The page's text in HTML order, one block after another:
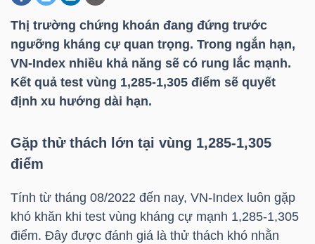
Thị trường chứng khoán đang đứng trước
ngưỡng kháng cự quan trọng. Trong ngắn hạn,
VN-Index nhiều khả năng sẽ có rung lắc mạnh.
Kết quả test vùng 1,285-1,305 điểm sẽ quyết
định xu hướng dài hạn.
Gặp thử thách lớn tại vùng 1,285-1,305
điểm
Tính từ tháng 08/2022 đến nay, VN-Index luôn gặp
khó khăn khi test vùng kháng cự mạnh 1,285-1,305
điểm. Đây được đánh giá là thử thách khó nhằn
DOANH
NGHIỆP
SẢN
TÀI
CHÍNH